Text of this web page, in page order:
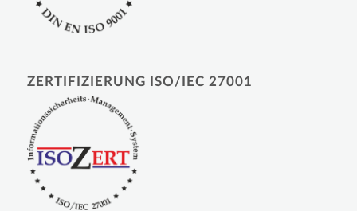
ZERTIFIZIERUNG ISO/IEC 27001